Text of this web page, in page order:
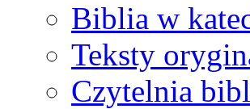
Biblia w
Teksty
Czytelnia